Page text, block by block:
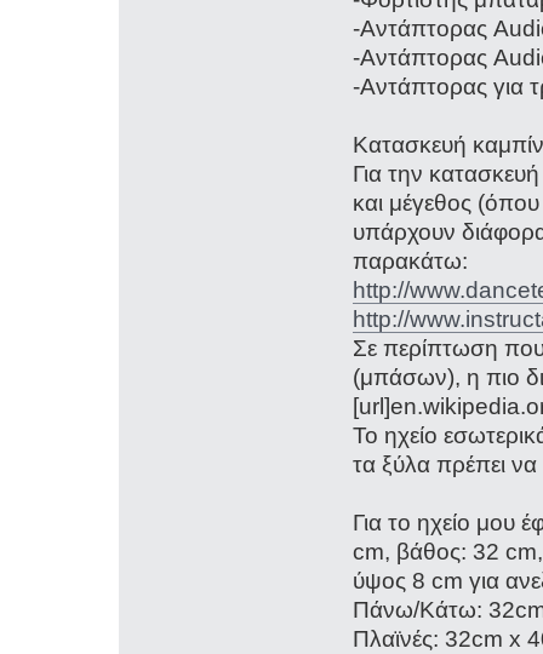
-Αντάπτορας
-Αντάπτορας
-Αντάπτορας για
Κατασκευή
Για την
και μέγεθος
υπάρχουν διάφορα
παρακάτω:
http://
http://
Σε περίπτωση
(μπάσων), η πιο
Το ηχείο
τα ξύλα πρέπει να
Για το ηχείο μου
cm, βάθος: 32
ύψος 8 cm για
Πάνω/Κάτω:
Πλαϊνές: 32cm x